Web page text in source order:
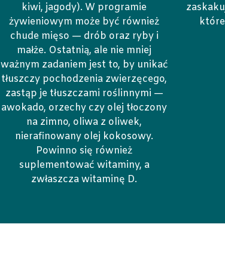
kiwi, jagody). W programie
żywieniowym może być również
chude mięso — drób oraz ryby i
małże. Ostatnią, ale nie mniej
ważnym zadaniem jest to, by unikać
tłuszczy pochodzenia zwierzęcego,
zastąp je tłuszczami roślinnymi —
awokado, orzechy czy olej tłoczony
na zimno, oliwa z oliwek,
nierafinowany olej kokosowy.
Powinno się również
suplementować witaminy, a
zwłaszcza witaminę D.